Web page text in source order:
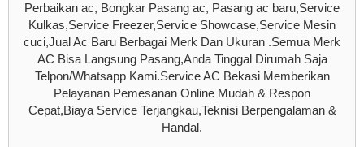
Perbaikan ac, Bongkar Pasang ac, Pasang ac baru,Service
Kulkas,Service Freezer,Service Showcase,Service Mesin
cuci,Jual Ac Baru Berbagai Merk Dan Ukuran .Semua Merk
AC Bisa Langsung Pasang,Anda Tinggal Dirumah Saja
Telpon/Whatsapp Kami.Service AC Bekasi Memberikan
Pelayanan Pemesanan Online Mudah & Respon
Cepat,Biaya Service Terjangkau,Teknisi Berpengalaman &
Handal.